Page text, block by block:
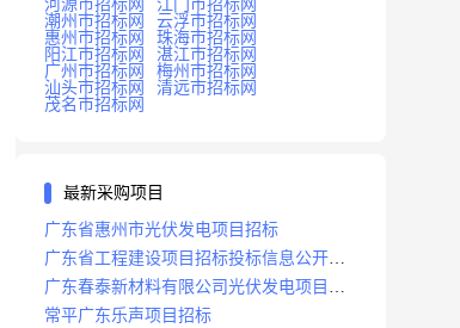
河源市招标网
江门市招标网
潮州市招标网
云浮市招标网
惠州市招标网
珠海市招标网
阳江市招标网
湛江市招标网
广州市招标网
梅州市招标网
汕头市招标网
清远市招标网
茂名市招标网
最新采购项目
广东省惠州市光伏发电项目招标
广东省工程建设项目招标投标信息公开目
录
广东春泰新材料有限公司光伏发电项目招
标
常平广东乐声项目招标